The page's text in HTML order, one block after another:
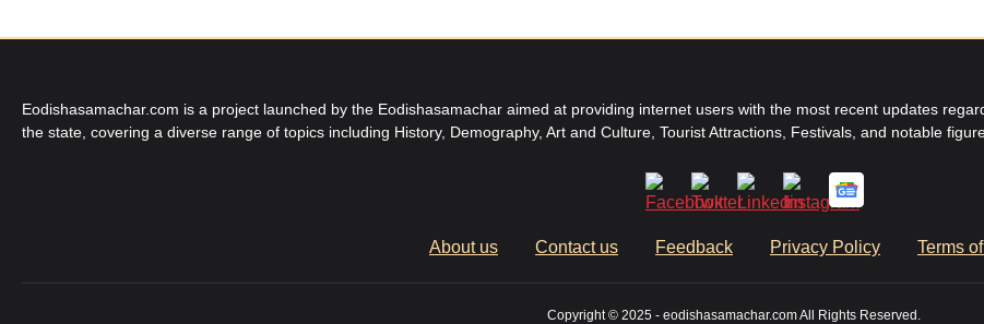
Eodishasamachar.com is a project launched by the Eodishasamachar aimed at providing internet users with the most recent updates
the state, covering a diverse range of topics including History, Demography, Art and Culture, Tourist Attractions, Festivals, and notable
About us Contact us Feedback Privacy Policy Terms
Copyright © 2025 - eodishasamachar.com All Rights Reserved.